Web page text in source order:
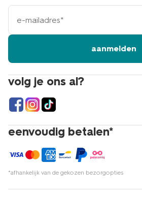
volg je ons al?
eenvoudig betalen*
*afhankelijk van de gekozen bezorgopties
e-
mailadres
aanmelden